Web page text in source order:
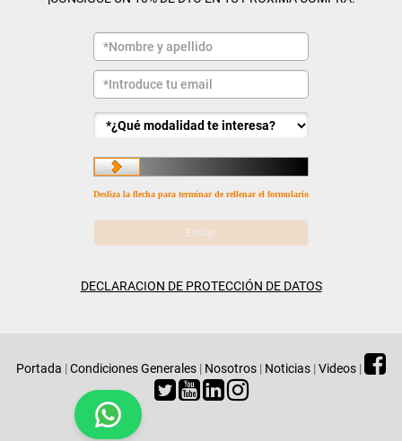
Desliza la flecha para terminar de rellenar el formulario
DECLARACION DE PROTECCIÓN DE DATOS
Portada |Condiciones Generales | Nosotros | Noticias |Videos |